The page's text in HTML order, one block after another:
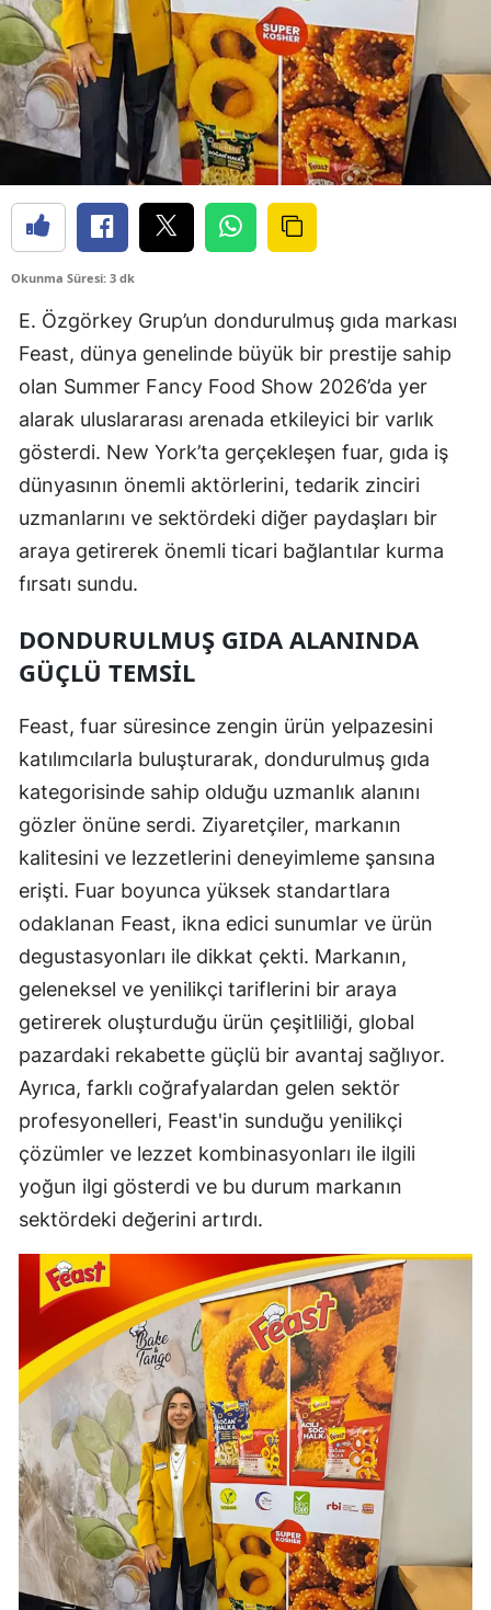
Okunma Süresi: 3 dk
E. Özgörkey Grup’un dondurulmuş gıda markası
Feast, dünya genelinde büyük bir prestije sahip
olan Summer Fancy Food Show 2026’da yer
alarak uluslararası arenada etkileyici bir varlık
gösterdi. New York’ta gerçekleşen fuar, gıda iş
dünyasının önemli aktörlerini, tedarik zinciri
uzmanlarını ve sektördeki diğer paydaşları bir
araya getirerek önemli ticari bağlantılar kurma
fırsatı sundu.
DONDURULMUŞ GIDA ALANINDA
GÜÇLÜ TEMSIL
Feast, fuar süresince zengin ürün yelpazesini
katılımcılarla buluşturarak, dondurulmuş gıda
kategorisinde sahip olduğu uzmanlık alanını
gözler önüne serdi. Ziyaretçiler, markanın
kalitesini ve lezzetlerini deneyimleme şansına
erişti. Fuar boyunca yüksek standartlara
odaklanan Feast, ikna edici sunumlar ve ürün
degustasyonları ile dikkat çekti. Markanın,
geleneksel ve yenilikçi tariflerini bir araya
getirerek oluşturduğu ürün çeşitliliği, global
pazardaki rekabette güçlü bir avantaj sağlıyor.
Ayrıca, farklı coğrafyalardan gelen sektör
profesyonelleri, Feast'in sunduğu yenilikçi
çözümler ve lezzet kombinasyonları ile ilgili
yoğun ilgi gösterdi ve bu durum markanın
sektördeki değerini artırdı.